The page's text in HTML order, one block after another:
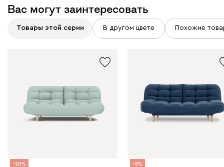
Атмосфера
Вас могут заинтересовать
Товары этой серии В другом цвете Похожие
20 8